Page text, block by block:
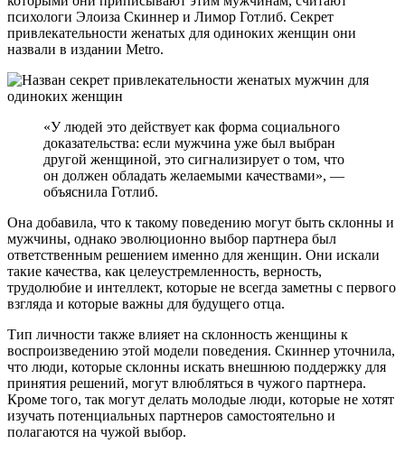
психологи Элоиза Скиннер и Лимор Готлиб. Секрет
привлекательности женатых для одиноких женщин они
назвали в издании Metro.
«У людей это действует как форма социального
доказательства: если мужчина уже был выбран
другой женщиной, это сигнализирует о том, что
он должен обладать желаемыми качествами», —
объяснила Готлиб.
Она добавила, что к такому поведению могут быть склонны и
мужчины, однако эволюционно выбор партнера был
ответственным решением именно для женщин. Они искали
такие качества, как целеустремленность, верность,
трудолюбие и интеллект, которые не всегда заметны с первого
взгляда и которые важны для будущего отца.
Тип личности также влияет на склонность женщины к
воспроизведению этой модели поведения. Скиннер уточнила,
что люди, которые склонны искать внешнюю поддержку для
принятия решений, могут влюбляться в чужого партнера.
Кроме того, так могут делать молодые люди, которые не хотят
изучать потенциальных партнеров самостоятельно и
полагаются на чужой выбор.